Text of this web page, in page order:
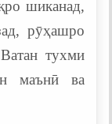
шиканад,
рӯҳашро
тухми
маънӣ ва